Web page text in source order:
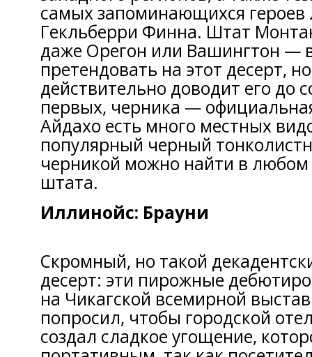
самых запоминающихся героев
Гекльберри Финна. Штат
даже Орегон или Вашингтон —
претендовать на этот десерт,
действительно доводит его до
первых, черника —
Айдахо есть много местных
популярный черный
черникой можно найти в любом
штата.
Иллинойс: Брауни
Скромный, но такой
десерт: эти пирожные
на Чикагской всемирной
попросил, чтобы городской
создал сладкое угощение,